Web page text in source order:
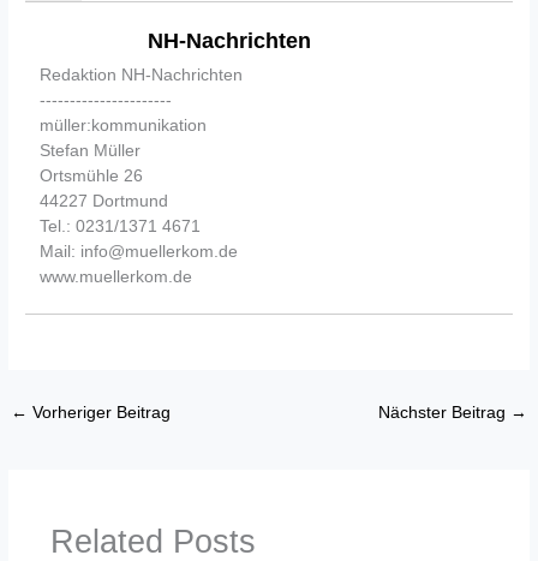
NH-Nachrichten
Redaktion NH-Nachrichten
----------------------
müller:kommunikation
Stefan Müller
Ortsmühle 26
44227 Dortmund
Tel.: 0231/1371 4671
Mail: info@muellerkom.de
www.muellerkom.de
← Vorheriger Beitrag Nächster Beitrag →
Related Posts